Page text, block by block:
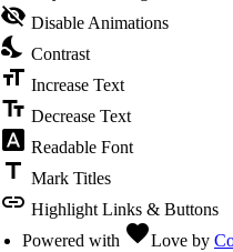
visibility_off Disable Animations
nights_stay Contrast
format_size Increase Text
text_fields Decrease Text
font_download Readable Font
title Mark Titles
link Highlight Links & Buttons
Powered with favoriteLove by